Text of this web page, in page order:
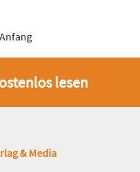
lesen
& Media